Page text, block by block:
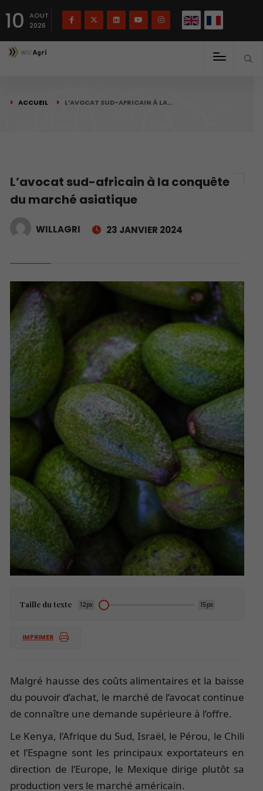
10
AOUT
2026
ACCUEIL L’AVOCAT SUD-AFRICAIN À LA…
L’avocat sud-africain à la conquête
du marché asiatique
WILLAGRI 23 JANVIER 2024
Taille du texte 12px 15px
IMPRIMER
Malgré hausse des coûts alimentaires et la baisse
du pouvoir d’achat, le marché de l’avocat continue
de connaître une demande supérieure à l’offre.
Le Kenya, l’Afrique du Sud, Israël, le Pérou, le Chili
et l’Espagne sont les principaux exportateurs en
direction de l’Europe, le Mexique dirige plutôt sa
production vers le marché américain.
Français English(English)